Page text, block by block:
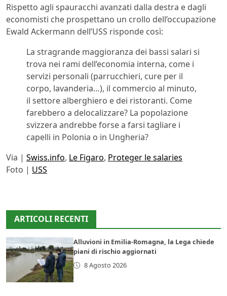
Rispetto agli spauracchi avanzati dalla destra e dagli
economisti che prospettano un crollo dell’occupazione
Ewald Ackermann dell’USS risponde così:
La stragrande maggioranza dei bassi salari si
trova nei rami dell’economia interna, come i
servizi personali (parrucchieri, cure per il
corpo, lavanderia…), il commercio al minuto,
il settore alberghiero e dei ristoranti. Come
farebbero a delocalizzare? La popolazione
svizzera andrebbe forse a farsi tagliare i
capelli in Polonia o in Ungheria?
Via | Swiss.info, Le Figaro, Proteger le salaries
Foto | USS
ARTICOLI RECENTI
Alluvioni in Emilia-Romagna, la Lega chiede
piani di rischio aggiornati
8 Agosto 2026